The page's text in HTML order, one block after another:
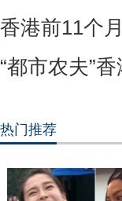
香港前11个
“都市农夫”
热门推荐